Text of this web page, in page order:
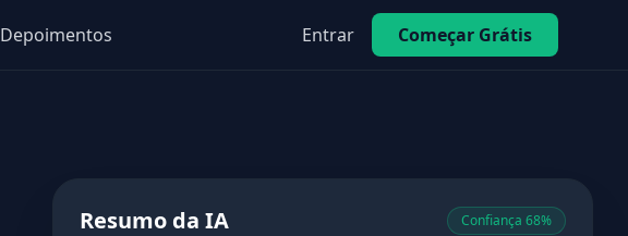
Depoimentos Entrar Começar Grátis
Resumo da IA Confiança 68%